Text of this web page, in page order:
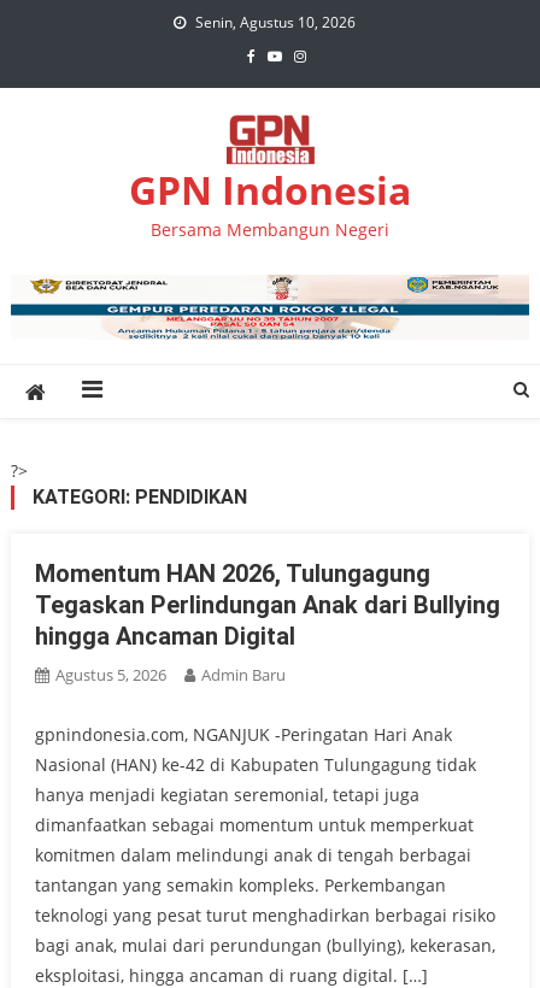
Senin, Agustus 10, 2026
GPN Indonesia
Bersama Membangun Negeri
?>
KATEGORI: PENDIDIKAN
Momentum HAN 2026, Tulungagung
Tegaskan Perlindungan Anak dari Bullying
hingga Ancaman Digital
Agustus 5, 2026 Admin Baru
gpnindonesia.com, NGANJUK -Peringatan Hari Anak
Nasional (HAN) ke-42 di Kabupaten Tulungagung tidak
hanya menjadi kegiatan seremonial, tetapi juga
dimanfaatkan sebagai momentum untuk memperkuat
komitmen dalam melindungi anak di tengah berbagai
tantangan yang semakin kompleks. Perkembangan
teknologi yang pesat turut menghadirkan berbagai risiko
bagi anak, mulai dari perundungan (bullying), kekerasan,
eksploitasi, hingga ancaman di ruang digital. […]